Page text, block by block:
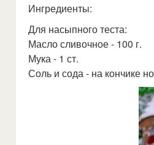
Ингредиенты:
Для насыпного теста:
Масло сливочное - 100 г.
Мука - 1 ст.
Соль и сода - на кончике